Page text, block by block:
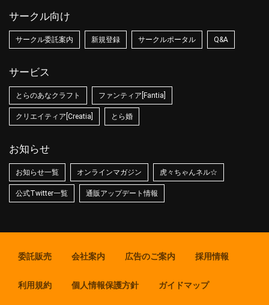
サークル向け
サークル委託案内 新規登録 サークルポータル Q&A
サービス
とらのあなクラフト ファンティア[Fantia]
クリエイティア[Creatia] とら婚
お知らせ
お知らせ一覧 オンラインマガジン 虎々ちゃんネル☆
公式Twitter一覧 通販アップデート情報
委託販売 会社案内 広告のご案内 採用情報
利用規約 個人情報保護方針 ガイドマップ